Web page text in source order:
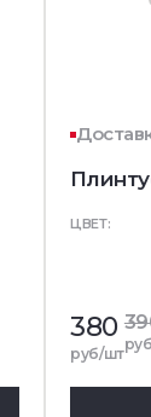
ЦВЕТ:
380
руб/шт